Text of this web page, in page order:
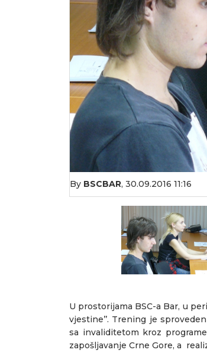
By BSCBAR, 30.09.2016 11:16
U prostorijama BSC-a Bar, u
vjestine’’. Trening je
sa invaliditetom kroz
zapošljavanje Crne Gore, a